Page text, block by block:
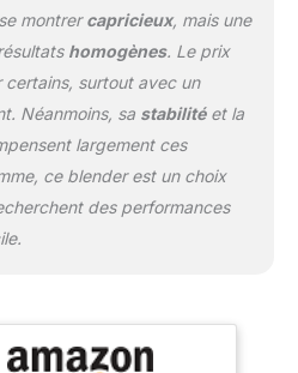
sans vous soucier du
toute simplicité :
L'application HomeID
propose un large choix
d'alternatives saines à
desserts au chocolat
allégés aux repas à haute
teneur en nutriments
montrercapricieux, mais une
homogènes. Le prix
surtout avec un
Néanmoins, sa stabilitéet la
largement ces
ce blender est un choix
des performances